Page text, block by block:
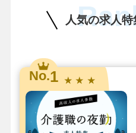
人気の求人
No.1 ★ ★ ★